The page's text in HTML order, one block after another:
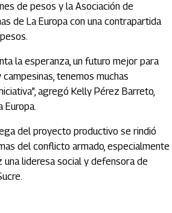
de pesos y la Asociación de
de La Europa con una contrapartida
la esperanza, un futuro mejor para
tenemos muchas
agregó Kelly Pérez Barreto,
Europa.
del proyecto productivo se rindió
del conflicto armado, especialmente
una lideresa social y defensora de